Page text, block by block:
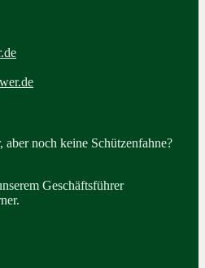
aber noch keine Schützenfahne?
Geschäftsführer